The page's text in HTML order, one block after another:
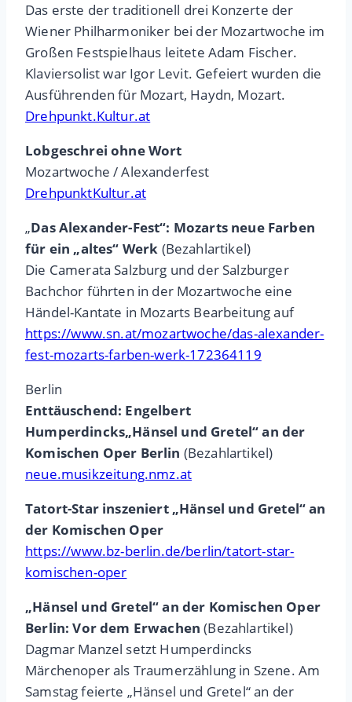
Das erste der traditionell drei Konzerte der
Wiener Philharmoniker bei der Mozartwoche im
Großen Festspielhaus leitete Adam Fischer.
Klaviersolist war Igor Levit. Gefeiert wurden die
Ausführenden für Mozart, Haydn, Mozart.
Drehpunkt.Kultur.at
Lobgeschrei ohne Wort
Mozartwoche / Alexanderfest
DrehpunktKultur.at
„Das Alexander-Fest“: Mozarts neue Farben
für ein „altes“ Werk (Bezahlartikel)
Die Camerata Salzburg und der Salzburger
Bachchor führten in der Mozartwoche eine
Händel-Kantate in Mozarts Bearbeitung auf
https://www.sn.at/mozartwoche/das-alexander-
fest-mozarts-farben-werk-172364119
Berlin
Enttäuschend: Engelbert
Humperdincks„Hänsel und Gretel“ an der
Komischen Oper Berlin (Bezahlartikel)
neue.musikzeitung.nmz.at
Tatort-Star inszeniert „Hänsel und Gretel“ an
der Komischen Oper
https://www.bz-berlin.de/berlin/tatort-star-
komischen-oper
„Hänsel und Gretel“ an der Komischen Oper
Berlin: Vor dem Erwachen (Bezahlartikel)
Dagmar Manzel setzt Humperdincks
Märchenoper als Traumerzählung in Szene. Am
Samstag feierte „Hänsel und Gretel“ an der